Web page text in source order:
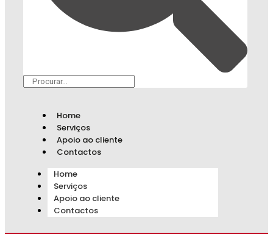
Home
Serviços
Apoio ao cliente
Contactos
Home
Serviços
Apoio ao cliente
Contactos